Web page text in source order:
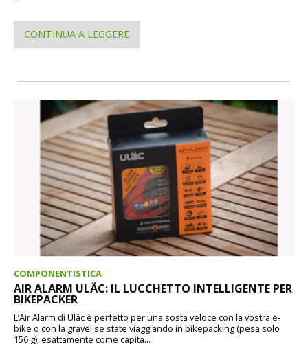
CONTINUA A LEGGERE
COMPONENTISTICA
AIR ALARM ULÄC: IL LUCCHETTO INTELLIGENTE PER
BIKEPACKER
L’Air Alarm di Uläc è perfetto per una sosta veloce con la vostra e-
bike o con la gravel se state viaggiando in bikepacking (pesa solo
156 g), esattamente come capita...